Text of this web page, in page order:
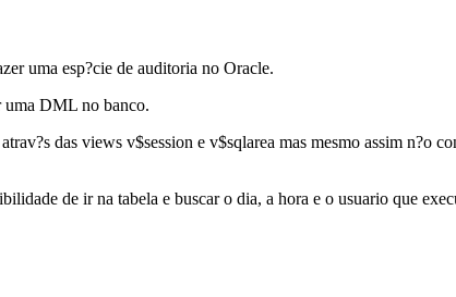
uma esp?cie de auditoria no Oracle.
uma DML no banco.
das views v$session e v$sqlarea mas mesmo assim n?o
de ir na tabela e buscar o dia, a hora e o usuario que